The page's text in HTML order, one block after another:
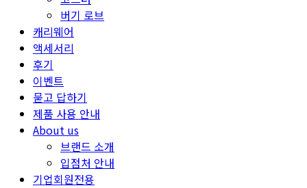
버기 로브
캐리웨어
액세서리
후기
이벤트
묻고 답하기
제품 사용 안내
About us
브랜드 소개
입점처 안내
기업회원전용